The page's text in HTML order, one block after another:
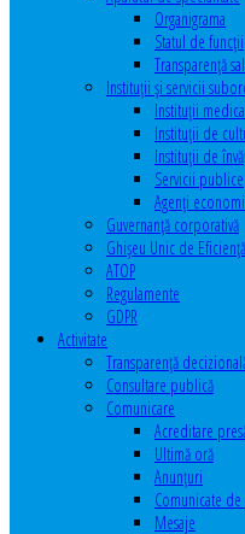
Organigrama
Statul de funcții
Transparență
Instituţii şi servicii
Instituţii
Instituţii de
Instituţii de
Servicii publice
Agenţi
Guvernanță corporativă
Ghişeu Unic de
ATOP
Regulamente
GDPR
Activitate
Transparenţă
Consultare publică
Comunicare
Acreditare
Ultimă oră
Anunţuri
Comunicate
Mesaje